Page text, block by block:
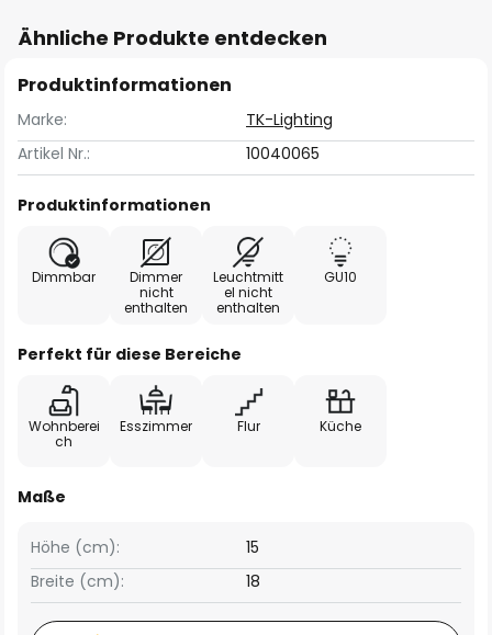
Ähnliche Produkte entdecken
Produktinformationen
Marke:
TK-Lighting
Artikel Nr.:
10040065
Produktinformationen
Dimmbar
Dimmer
nicht
enthalten
Leuchtmitt
el nicht
enthalten
GU10
Perfekt für diese Bereiche
Wohnberei
ch
Esszimmer Flur Küche
Maße
Breite (cm): 18
Höhe (cm): 15